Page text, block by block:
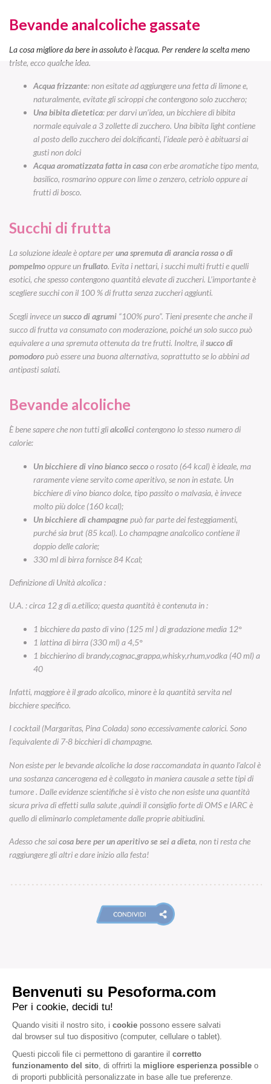
Bevande analcoliche gassate
La cosa migliore da bere in assoluto è l’acqua. Per rendere la scelta meno
triste, ecco qualche idea.
Acqua frizzante: non esitate ad aggiungere una fetta di limone e,
naturalmente, evitate gli sciroppi che contengono solo zucchero;
Una bibita dietetica: per darvi un’idea, un bicchiere di bibita
normale equivale a 3 zollette di zucchero. Una bibita light contiene
al posto dello zucchero dei dolcificanti, l’ideale però è abituarsi ai
gusti non dolci
Acqua aromatizzata fatta in casacon erbe aromatiche tipo menta,
basilico, rosmarino oppure con lime o zenzero, cetriolo oppure ai
frutti di bosco.
Succhi di frutta
La soluzione ideale è optare peruna spremuta di arancia rossa o di
pompelmooppure unfrullato. Evita i nettari, i succhi multi frutti e quelli
esotici, che spesso contengono quantità elevate di zuccheri. L’importante è
scegliere succhi con il 100 % di frutta senza zuccheri aggiunti.
Scegli invece unsucco di agrumi “100% puro”. Tieni presente che anche il
succo di frutta va consumato con moderazione, poiché un solo succo può
equivalere a una spremuta ottenuta da tre frutti. Inoltre, ilsucco di
pomodoropuò essere una buona alternativa, soprattutto se lo abbini ad
antipasti salati.
Bevande alcoliche
È bene sapere che non tutti glialcolicicontengono lo stesso numero di
calorie:
Un bicchiere di vino bianco seccoo rosato (64 kcal) è ideale, ma
raramente viene servito come aperitivo, se non in estate. Un
bicchiere di vino bianco dolce, tipo passito o malvasia, è invece
molto più dolce (160 kcal);
Un bicchiere di champagnepuò far parte dei festeggiamenti,
purché sia brut (85 kcal). Lo champagne analcolico contiene il
doppio delle calorie;
330 ml di birra fornisce 84 Kcal;
Definizione di Unità alcolica :
U.A. : circa 12 g di a.etilico; questa quantità è contenuta in :
1 bicchiere da pasto di vino (125 ml ) di gradazione media 12°
1 lattina di birra (330 ml) a 4,5°
1 bicchierino di brandy,cognac,grappa,whisky,rhum,vodka (40 ml) a
40
Infatti, maggiore è il grado alcolico, minore è la quantità servita nel
bicchiere specifico.
I cocktail (Margaritas, Pina Colada) sono eccessivamente calorici. Sono
l’equivalente di 7-8 bicchieri di champagne.
Non esiste per le bevande alcoliche la dose raccomandata in quanto l’alcol è
una sostanza cancerogena ed è collegato in maniera causale a sette tipi di
tumore . Dalle evidenze scientifiche si è visto che non esiste una quantità
sicura priva di effetti sulla salute ,quindi il consiglio forte di OMS e IARC è
quello di eliminarlo completamente dalle proprie abitiudini.
Adesso che saicosa bere per un aperitivo se sei a dieta, non ti resta che
raggiungere gli altri e dare inizio alla festa!
ARTICOLI CORRELATI